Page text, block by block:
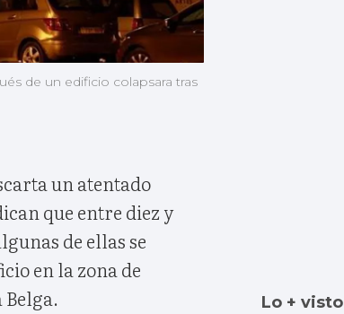
de un edificio colapsara tras
un atentado
que entre diez y
de ellas se
en la zona de
Lo + visto